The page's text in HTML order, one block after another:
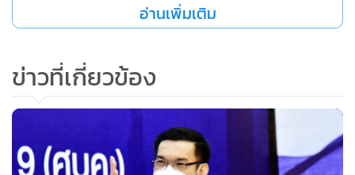
อ่านเพิ่มเติม
ข่าวที่เกี่ยวข้อง